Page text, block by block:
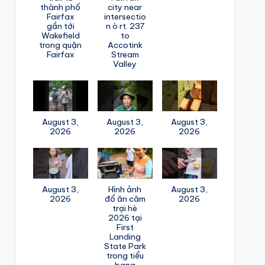
thành phố
Fairfax
gần tới
Wakefield
trong quận
Fairfax
city near
intersectio
n ò rt. 237
to
Accotink
Stream
Valley
August 3,
2026
August 3,
2026
August 3,
2026
August 3,
2026
Hình ảnh
đổ ăn câm
trại hè
2026 tại
First
Landing
State Park
trong tiểu
August 3,
2026